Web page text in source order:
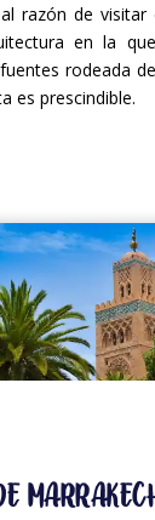
razón de
en la
rodeada
es prescindible.